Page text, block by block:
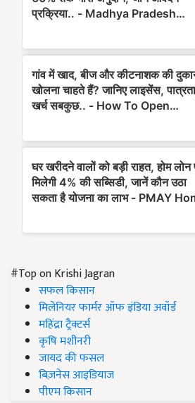
#Top on Krishi Jagran
सफल किसान
मिलेनियर फार्मर ऑफ इंडिया अवॉर्ड
महिंद्रा ट्रैक्टर्स
कृषि मशीनरी
जायद की फसल
बिज़नेस आइडियाज
पीएम किसान